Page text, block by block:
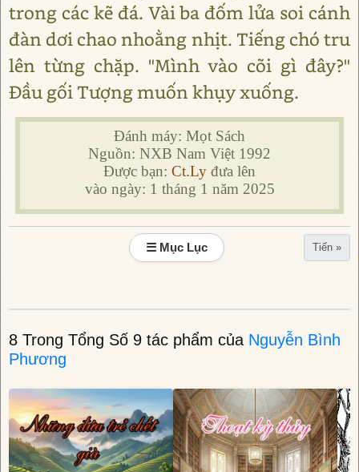
trong các kẽ đá. Vài ba đốm lửa soi cánh
đàn dơi chao nhoằng nhịt. Tiếng chó tru
lên từng chặp. "Mình vào cõi gì đây?"
Đầu gối Tượng muốn khụy xuống.
Đánh máy: Mọt Sách
Nguồn: NXB Nam Việt 1992
Được bạn: Ct.Ly đưa lên
vào ngày: 1 tháng 1 năm 2025
☰ Mục Lục Tiến »
8 Trong Tổng Số 9 tác phẩm của Nguyễn Bình
Phương